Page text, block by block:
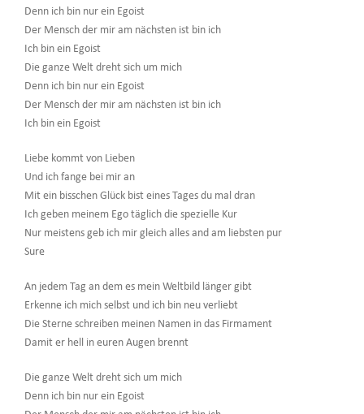
Denn ich bin nur ein Egoist
Der Mensch der mir am nächsten ist bin ich
Ich bin ein Egoist
Die ganze Welt dreht sich um mich
Denn ich bin nur ein Egoist
Der Mensch der mir am nächsten ist bin ich
Ich bin ein Egoist
Liebe kommt von Lieben
Und ich fange bei mir an
Mit ein bisschen Glück bist eines Tages du mal dran
Ich geben meinem Ego täglich die spezielle Kur
Nur meistens geb ich mir gleich alles and am liebsten pur
Sure
An jedem Tag an dem es mein Weltbild länger gibt
Erkenne ich mich selbst und ich bin neu verliebt
Die Sterne schreiben meinen Namen in das Firmament
Damit er hell in euren Augen brennt
Die ganze Welt dreht sich um mich
Denn ich bin nur ein Egoist